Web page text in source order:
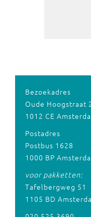
Bezoekadres
Oude Hoogstraat
1012 CE
Postadres
Postbus 1628
1000 BP
voor pakketten:
Tafelbergweg 51
1105 BD